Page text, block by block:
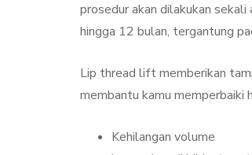
prosedur akan dilakukan
hingga 12 bulan, tergantung
Lip thread lift memberikan
membantu kamu memperbaiki
Kehilangan volume